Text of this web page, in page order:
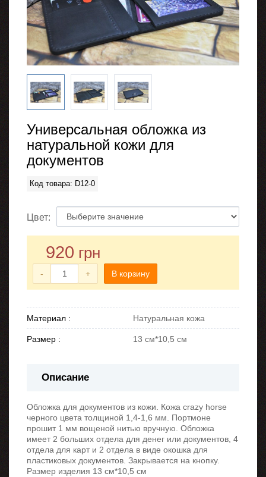
Универсальная обложка из
натуральной кожи для
документов
Код товара: D12-0
Цвет:
920 грн
- + В корзину
Материал : Натуральная кожа
Размер : 13 см*10,5 см
Описание
Обложка для документов из кожи. Кожа crazy horse
черного цвета толщиной 1,4-1,6 мм. Портмоне
прошит 1 мм вощеной нитью вручную. Обложка
имеет 2 больших отдела для денег или документов, 4
отдела для карт и 2 отдела в виде окошка для
пластиковых документов. Закрывается на кнопку.
Размер изделия 13 см*10,5 см